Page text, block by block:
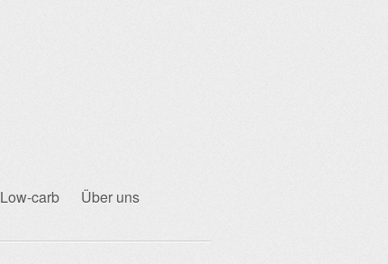
Low-carb
Über uns